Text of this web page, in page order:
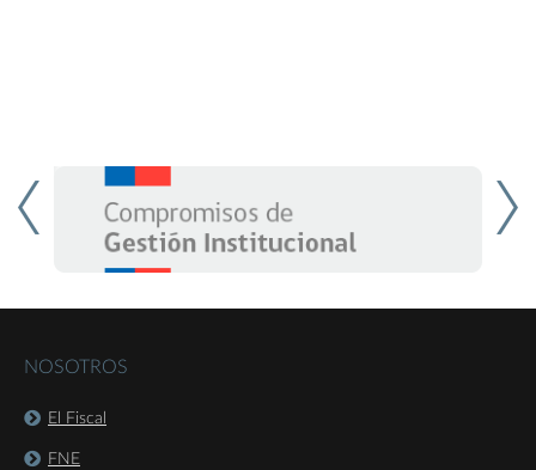
NOSOTROS
El Fiscal
FNE